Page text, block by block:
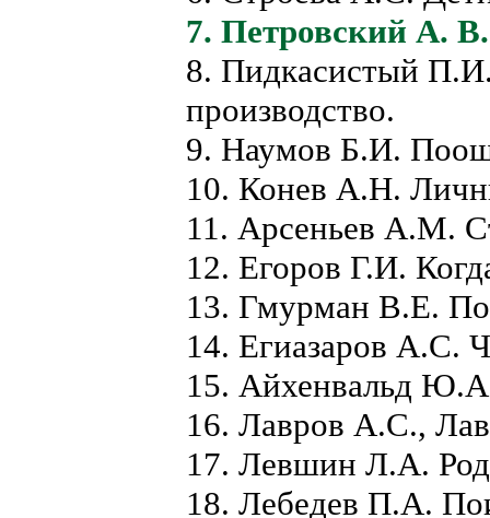
7. Петровский А.
8. Пидкасистый
производство.
9. Наумов Б.И.
10. Конев А.Н.
11. Арсеньев А.М.
12. Егоров Г.И.
13. Гмурман В.Е.
14. Егиазаров А.С.
15. Айхенвальд
16. Лавров А.С.,
17. Левшин Л.А.
18. Лебедев П.А.